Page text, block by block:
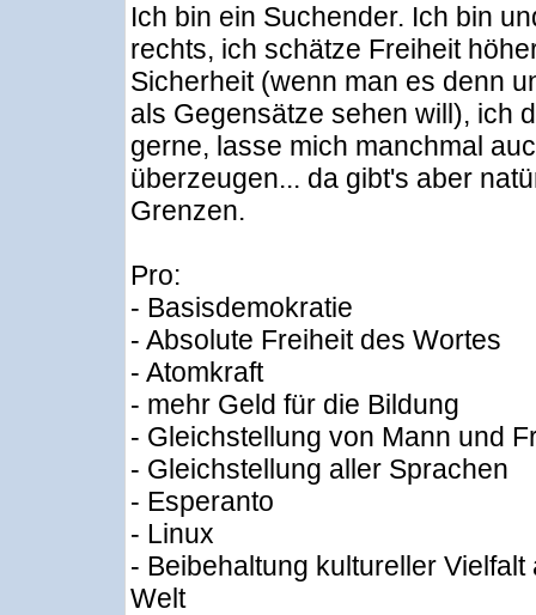
Ich bin ein Suchender. Ich bin
rechts, ich schätze Freiheit
Sicherheit (wenn man es denn
als Gegensätze sehen will), ich
gerne, lasse mich manchmal
überzeugen... da gibt's aber
Grenzen.
Pro:
- Basisdemokratie
- Absolute Freiheit des Wortes
- Atomkraft
- mehr Geld für die Bildung
- Gleichstellung von Mann und
- Gleichstellung aller Sprachen
- Esperanto
- Linux
- Beibehaltung kultureller Vielfalt
Welt